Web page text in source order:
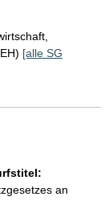
[alle SG
an